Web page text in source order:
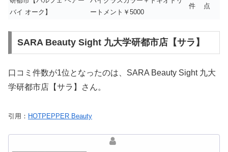
バイ オーク】
ートメント￥5000
件
点
SARA Beauty Sight 九大学研都市店【サラ】
口コミ件数が1位となったのは、SARA Beauty Sight 九大
学研都市店【サラ】さん。
引用： HOTPEPPER Beauty